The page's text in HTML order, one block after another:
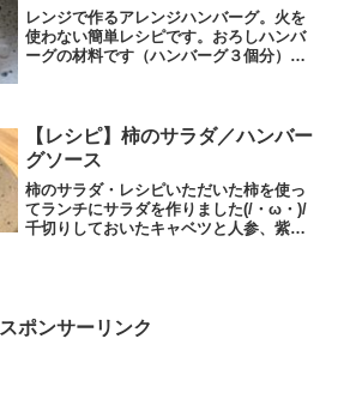
レンジで作るアレンジハンバーグ。火を
使わない簡単レシピです。おろしハンバ
ーグの材料です（ハンバーグ３個分）〇
じを入れてレ...
【レシピ】柿のサラダ／ハンバー
グソース
柿のサラダ・レシピいただいた柿を使っ
てランチにサラダを作りました(/・ω・)/
千切りしておいたキャベツと人参、紫玉
スポンサーリンク